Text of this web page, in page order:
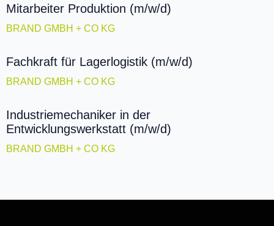
Mitarbeiter Produktion (m/w/d)
BRAND GMBH + CO KG
Fachkraft für Lagerlogistik (m/w/d)
BRAND GMBH + CO KG
Industriemechaniker in der
Entwicklungswerkstatt (m/w/d)
BRAND GMBH + CO KG